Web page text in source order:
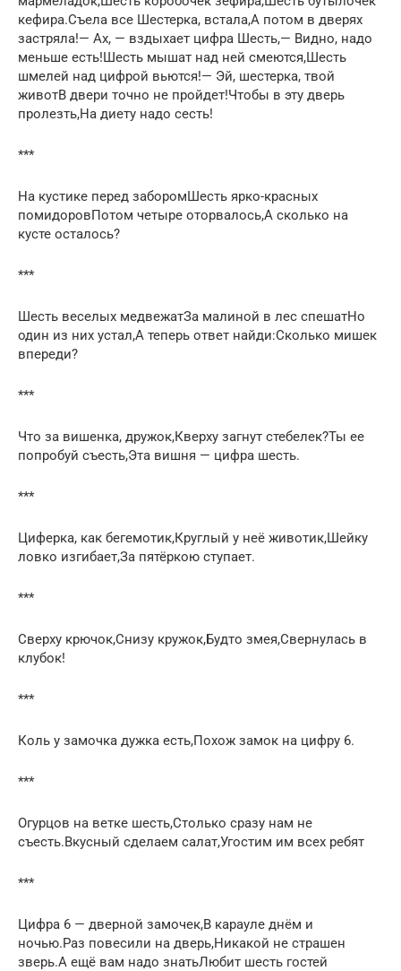
кефира.Съела все Шестерка, встала,А потом в дверях
застряла!— Ах, — вздыхает цифра Шесть,— Видно, надо
меньше есть!Шесть мышат над ней смеются,Шесть
шмелей над цифрой вьются!— Эй, шестерка, твой
животВ двери точно не пройдет!Чтобы в эту дверь
пролезть,На диету надо сесть!
***
На кустике перед заборомШесть ярко-красных
помидоровПотом четыре оторвалось,А сколько на
кусте осталось?
***
Шесть веселых медвежатЗа малиной в лес спешатНо
один из них устал,А теперь ответ найди:Сколько мишек
впереди?
***
Что за вишенка, дружок,Кверху загнут стебелек?Ты ее
попробуй съесть,Эта вишня — цифра шесть.
***
Циферка, как бегемотик,Круглый у неё животик,Шейку
ловко изгибает,За пятёркою ступает.
***
Сверху крючок,Снизу кружок,Будто змея,Свернулась в
клубок!
***
Коль у замочка дужка есть,Похож замок на цифру 6.
***
Огурцов на ветке шесть,Столько сразу нам не
съесть.Вкусный сделаем салат,Угостим им всех ребят
***
Цифра 6 — дверной замочек,В карауле днём и
ночью.Раз повесили на дверь,Никакой не страшен
зверь.А ещё вам надо знатьЛюбит шесть гостей